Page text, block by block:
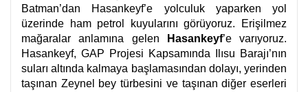
Batman’dan Hasankeyf’e yolculuk yaparken yol
üzerinde ham petrol kuyularını görüyoruz. Erişilmez
mağaralar anlamına gelen
Hasankeyf’e varıyoruz.
Hasankeyf, GAP Projesi Kapsamında Ilısu Barajı’nın
suları altında kalmaya başlamasından dolayı, yerinden
taşınan Zeynel bey türbesini ve taşınan diğer eserleri